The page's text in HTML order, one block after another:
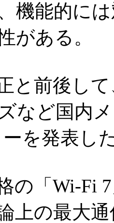
機能的に
がある。
と前後し
など国内
を発表し
の「Wi-Fi
上の最大